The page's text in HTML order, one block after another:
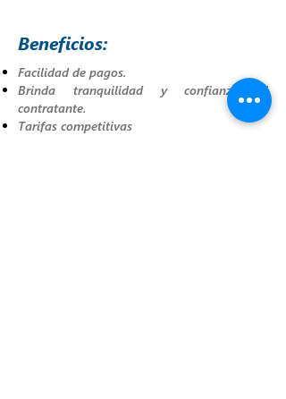
Beneficios:
Facilidad de pagos.
Brinda tranquilidad y confianza al
contratante.
Tarifas competitivas